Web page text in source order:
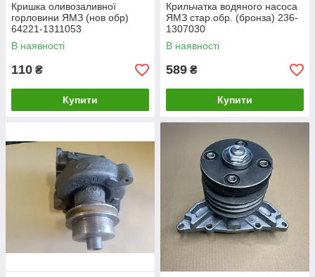
Кришка оливозаливної
горловини ЯМЗ (нов обр)
64221-1311053
В наявності
110 ₴
Купити
Крильчатка водяного насоса
ЯМЗ стар.обр. (бронза) 236-
1307030
В наявності
589 ₴
Купити